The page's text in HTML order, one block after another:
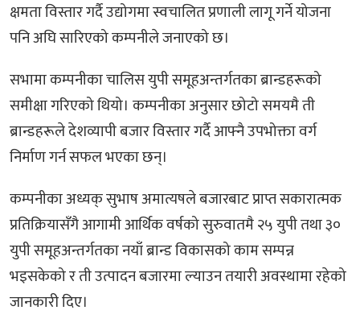
क्षमता विस्तार गर्दै उद्योगमा स्वचालित प्रणाली लागू गर्ने योजना
पनि अघि सारिएको कम्पनीले जनाएको छ।
सभामा कम्पनीका चालिस युपी समूहअन्तर्गतका ब्रान्डहरूको
समीक्षा गरिएको थियो। कम्पनीका अनुसार छोटो समयमै ती
ब्रान्डहरूले देशव्यापी बजार विस्तार गर्दै आफ्नै उपभोक्ता वर्ग
निर्माण गर्न सफल भएका छन्।
कम्पनीका अध्यक् सुभाष अमात्यषले बजारबाट प्राप्त सकारात्मक
प्रतिक्रियासँगै आगामी आर्थिक वर्षको सुरुवातमै २५ युपी तथा ३०
युपी समूहअन्तर्गतका नयाँ ब्रान्ड विकासको काम सम्पन्न
भइसकेको र ती उत्पादन बजारमा ल्याउन तयारी अवस्थामा रहेको
जानकारी दिए।